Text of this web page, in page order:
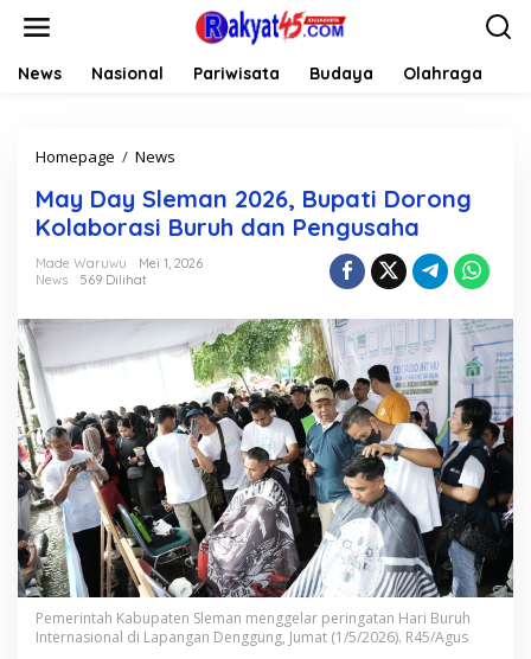
News Nasional Pariwisata Budaya Olahraga
Homepage / News
y
D
a
y
e
m
2
0
2
,
B
u
p
a
t
i
D
May Day Sleman 2026, Bupati Dorong
Kolaborasi Buruh dan Pengusaha
Made Waruwu
Mei 1, 2026
News
569 Dilihat
Pemerintah Kabupaten Sleman menggelar peringatan Hari Buruh
Internasional di Lapangan Denggung, Jumat (1/5/2026). R45/Agus